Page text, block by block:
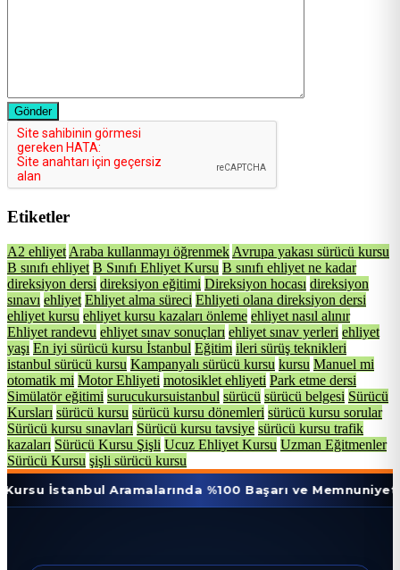
Gönder
Etiketler
A2 ehliyet Araba kullanmayı öğrenmek Avrupa yakası sürücü kursu
B sınıfı ehliyet B Sınıfı Ehliyet Kursu B sınıfı ehliyet ne kadar
direksiyon dersi direksiyon eğitimi Direksiyon hocası direksiyon
sınavı ehliyet Ehliyet alma süreci Ehliyeti olana direksiyon dersi
ehliyet kursu ehliyet kursu kazaları önleme ehliyet nasıl alınır
Ehliyet randevu ehliyet sınav sonuçları ehliyet sınav yerleri ehliyet
yaşı En iyi sürücü kursu İstanbul Eğitim ileri sürüş teknikleri
istanbul sürücü kursu Kampanyalı sürücü kursu kursu Manuel mi
otomatik mi Motor Ehliyeti motosiklet ehliyeti Park etme dersi
Simülatör eğitimi surucukursuistanbul sürücü sürücü belgesi Sürücü
Kursları sürücü kursu sürücü kursu dönemleri sürücü kursu sorular
Sürücü kursu sınavları Sürücü kursu tavsiye sürücü kursu trafik
kazaları Sürücü Kursu Şişli Ucuz Ehliyet Kursu Uzman Eğitmenler
Sürücü Kursu şişli sürücü kursu
Aramalarında %100 Başarı ve Memnuniyet Oranı